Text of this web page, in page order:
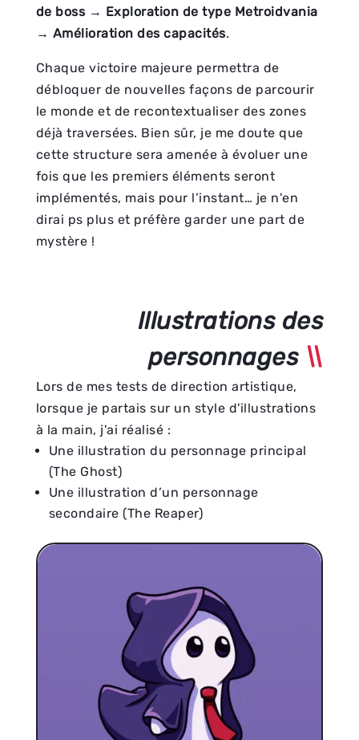
de boss → Exploration de type Metroidvania
→ Amélioration des capacités.
Chaque victoire majeure permettra de
débloquer de nouvelles façons de parcourir
le monde et de recontextualiser des zones
déjà traversées. Bien sûr, je me doute que
cette structure sera amenée à évoluer une
fois que les premiers éléments seront
implémentés, mais pour l’instant… je n'en
dirai ps plus et préfère garder une part de
mystère !
Illustrations des
personnages
Lors de mes tests de direction artistique,
lorsque je partais sur un style d'illustrations
à la main, j'ai réalisé :
Une illustration du personnage principal
(The Ghost)
Une illustration d’un personnage
secondaire (The Reaper)